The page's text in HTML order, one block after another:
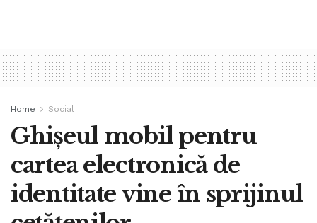
Home Social
Ghișeul mobil pentru
cartea electronică de
identitate vine în sprijinul